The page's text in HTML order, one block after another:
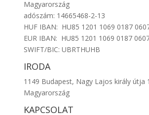
Magyarország
adószám: 14665468-2-13
HUF IBAN: HU85 1201 1069 0187
EUR IBAN: HU85 1201 1069 0187
SWIFT/BIC: UBRTHUHB
IRODA
1149 Budapest, Nagy Lajos király útja
Magyarország
KAPCSOLAT